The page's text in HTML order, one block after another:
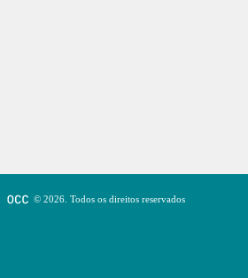
© 2026. Todos os direitos reservados